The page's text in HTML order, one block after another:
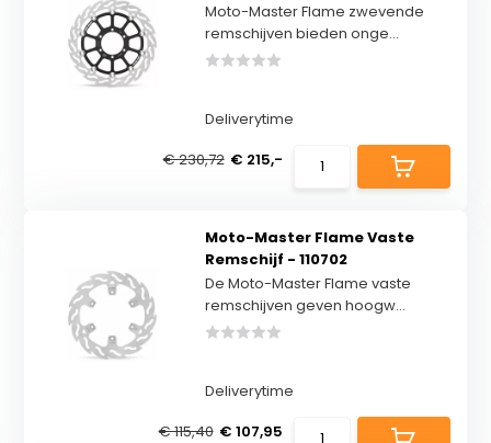
Moto-Master Flame zwevende
remschijven bieden onge...
Deliverytime
€ 230,72 € 215,-
Moto-Master Flame Vaste
Remschijf - 110702
De Moto-Master Flame vaste
remschijven geven hoogw...
Deliverytime
€ 115,40 € 107,95